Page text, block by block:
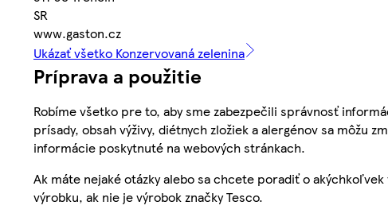
SR
www.gaston.cz
Ukázať všetko Konzervovaná zelenina
Príprava a použitie
Robíme všetko pre to, aby sme zabezpečili správnosť
prísady, obsah výživy, diétnych zložiek a alergénov sa môžu
informácie poskytnuté na webových stránkach.
Ak máte nejaké otázky alebo sa chcete poradiť o
výrobku, ak nie je výrobok značky Tesco.